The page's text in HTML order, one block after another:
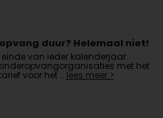
duur? Helemaal niet!
einde van ieder kalenderjaar
met het
voor het … lees meer >